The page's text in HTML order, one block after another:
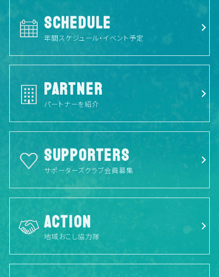
SCHEDULE
年間スケジュール・イベント予定
PARTNER
パートナーを紹介
SUPPORTERS
サポーターズクラブ会員募集
ACTION
地域おこし協力隊